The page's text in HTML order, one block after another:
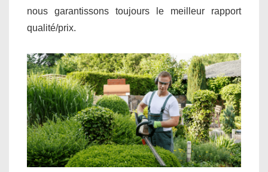
nous garantissons toujours le meilleur rapport
qualité/prix.